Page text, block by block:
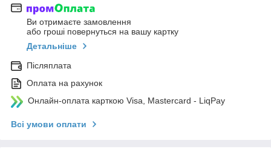
Ви отримаєте замовлення
або гроші повернуться на вашу картку
Детальніше
Післяплата
Оплата на рахунок
Онлайн-оплата карткою Visa, Mastercard - LiqPay
Всі умови оплати